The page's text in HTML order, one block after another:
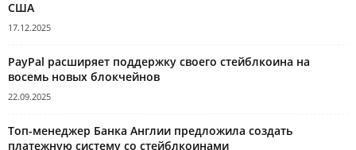
США
17.12.2025
PayPal расширяет поддержку своего стейблкоина на
восемь новых блокчейнов
22.09.2025
Топ-менеджер Банка Англии предложила создать
платежную систему со стейблкоинами